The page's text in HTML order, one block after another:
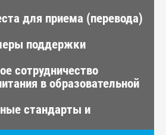
для приема (перевода)
поддержки
сотрудничество
в образовательной
стандарты и